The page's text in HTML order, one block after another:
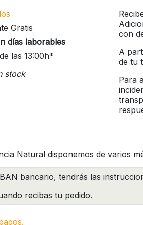
Gratis
días laborables
las 13:00h*
stock
con
A
de tu
Para
Natural disponemos de varios
bancario, tendrás las
recibas tu pedido.